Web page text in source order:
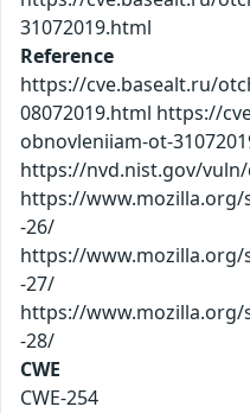
31072019.html
Reference
https://cve.basealt.ru/
08072019.html https://
obnovleniiam-ot-
https://nvd.nist.gov/vuln/
https://
-26/
https://
-27/
https://
-28/
CWE
CWE-254